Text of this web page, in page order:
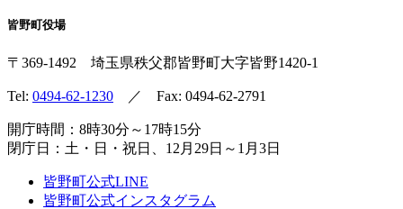
皆野町役場
〒369-1492 埼玉県秩父郡皆野町大字皆野1420-1
Tel: 0494-62-1230 ／ Fax: 0494-62-2791
開庁時間：8時30分～17時15分
閉庁日：土・日・祝日、12月29日～1月3日
皆野町公式LINE
皆野町公式インスタグラム